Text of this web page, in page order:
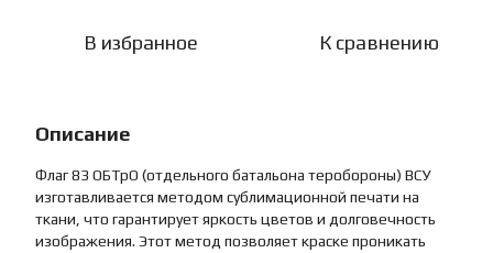
В избранное К сравнению
Описание
Флаг 83 ОБТрО (отдельного батальона теробороны) ВСУ
изготавливается методом сублимационной печати на
ткани, что гарантирует яркость цветов и долговечность
изображения. Этот метод позволяет краске проникать